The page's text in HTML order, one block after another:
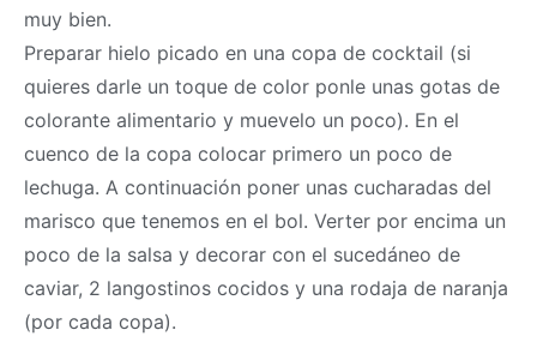
muy bien.
Preparar hielo picado en una copa de cocktail (si
quieres darle un toque de color ponle unas gotas de
colorante alimentario y muevelo un poco). En el
cuenco de la copa colocar primero un poco de
lechuga. A continuación poner unas cucharadas del
marisco que tenemos en el bol. Verter por encima un
poco de la salsa y decorar con el sucedáneo de
caviar, 2 langostinos cocidos y una rodaja de naranja
(por cada copa).